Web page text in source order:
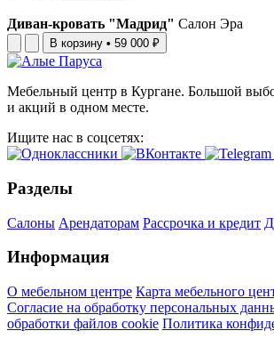
Диван-кровать "Мадрид" Салон Эра
В корзину • 59 000 ₽
Мебельный центр в Кургане. Большой
и акций в одном месте.
Ищите нас в соцсетях:
Разделы
Салоны Арендаторам Рассрочка и кредит
Информация
О мебельном центре Карта мебельного
Согласие на обработку персональных
обработки файлов cookie Политика